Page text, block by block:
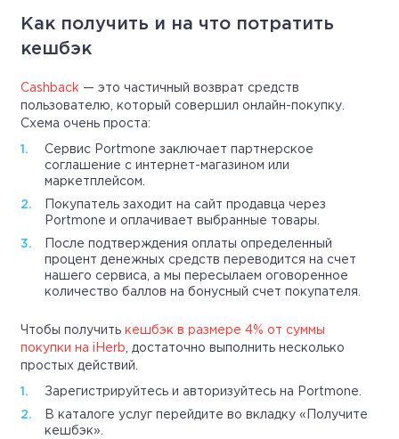
Как получить и на что потратить
кешбэк
Cashback — это частичный возврат средств
пользователю, который совершил онлайн-покупку.
Схема очень проста:
Сервис Portmone заключает партнерское
соглашение с интернет-магазином или
маркетплейсом.
Покупатель заходит на сайт продавца через
Portmone и оплачивает выбранные товары.
После подтверждения оплаты определенный
процент денежных средств переводится на счет
нашего сервиса, а мы пересылаем оговоренное
количество баллов на бонусный счет покупателя.
Чтобы получить кешбэк в размере 4% от суммы
покупки на iHerb , достаточно выполнить несколько
простых действий.
Зарегистрируйтесь и авторизуйтесь на Portmone.
В каталоге услуг перейдите во вкладку «Получите
кешбэк».